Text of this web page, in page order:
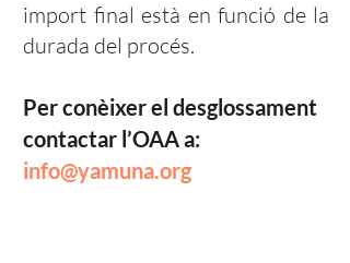
import final està en funció de la
durada del procés.
Per conèixer el desglossament
contactar l’OAA a:
info@yamuna.org